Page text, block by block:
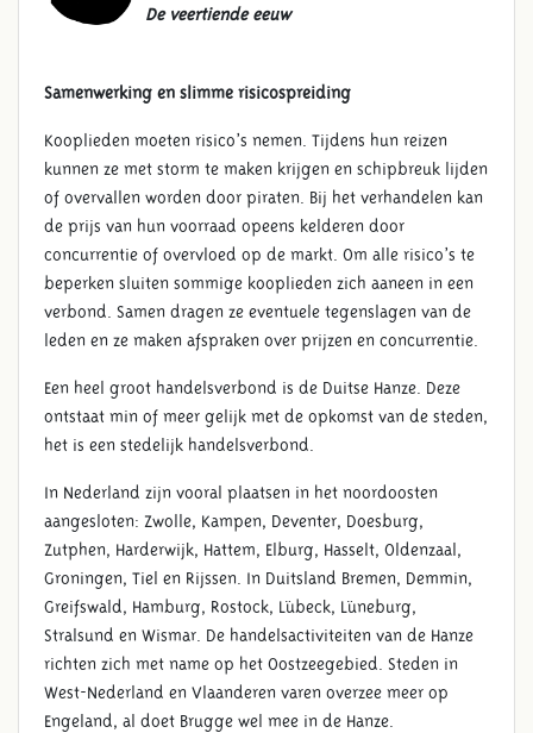
De veertiende eeuw
Samenwerking en slimme risicospreiding
Kooplieden moeten risico’s nemen. Tijdens hun reizen
kunnen ze met storm te maken krijgen en schipbreuk lijden
of overvallen worden door piraten. Bij het verhandelen kan
de prijs van hun voorraad opeens kelderen door
concurrentie of overvloed op de markt. Om alle risico’s te
beperken sluiten sommige kooplieden zich aaneen in een
verbond. Samen dragen ze eventuele tegenslagen van de
leden en ze maken afspraken over prijzen en concurrentie.
Een heel groot handelsverbond is de Duitse Hanze. Deze
ontstaat min of meer gelijk met de opkomst van de steden,
het is een stedelijk handelsverbond.
In Nederland zijn vooral plaatsen in het noordoosten
aangesloten: Zwolle, Kampen, Deventer, Doesburg,
Zutphen, Harderwijk, Hattem, Elburg, Hasselt, Oldenzaal,
Groningen, Tiel en Rijssen. In Duitsland Bremen, Demmin,
Greifswald, Hamburg, Rostock, Lübeck, Lüneburg,
Stralsund en Wismar. De handelsactiviteiten van de Hanze
richten zich met name op het Oostzeegebied. Steden in
West-Nederland en Vlaanderen varen overzee meer op
Engeland, al doet Brugge wel mee in de Hanze.